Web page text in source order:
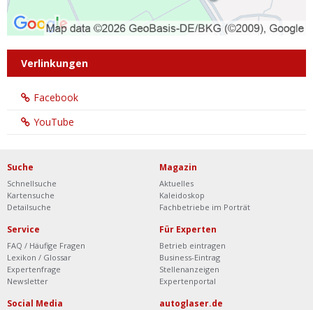
Verlinkungen
Facebook
YouTube
Suche
Schnellsuche
Kartensuche
Detailsuche
Magazin
Aktuelles
Kaleidoskop
Fachbetriebe im Porträt
Service
FAQ / Häufige Fragen
Lexikon / Glossar
Expertenfrage
Newsletter
Für Experten
Betrieb eintragen
Business-Eintrag
Stellenanzeigen
Expertenportal
Social Media autoglaser.de